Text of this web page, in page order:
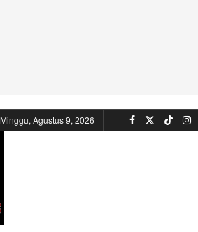
Minggu, Agustus 9, 2026